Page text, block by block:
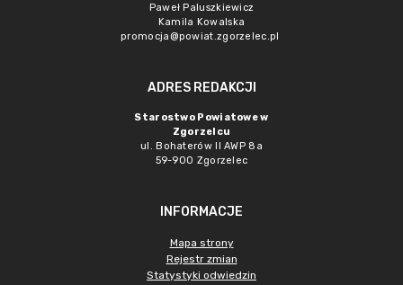
Paweł Paluszkiewicz
Kamila Kowalska
promocja@powiat.zgorzelec.pl
ADRES REDAKCJI
Starostwo Powiatowe w
Zgorzelcu
ul. Bohaterów II AWP 8a
59-900 Zgorzelec
INFORMACJE
Mapa strony
Rejestr zmian
Statystyki odwiedzin